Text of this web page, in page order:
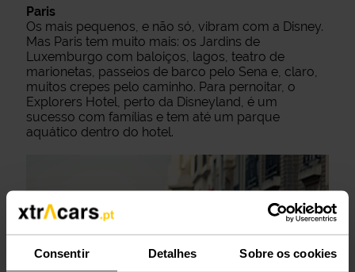
Consentir Detalhes Sobre os cookies
Paris
Os mais pequenos, e não só, vibram com a Disney.
Mas Paris tem muito mais: os Jardins de
Luxemburgo com baloiços, lagos, teatro de
marionetas, passeios de barco pelo Sena e, claro,
muitos crepes pelo caminho. Para pernoitar, o
Explorers Hotel, perto da Disneyland, é um
sucesso com famílias e tem até um parque
aquático dentro do hotel.